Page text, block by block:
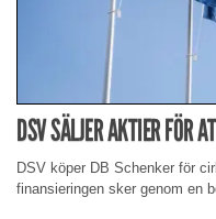
DSV SÄLJER AKTIER FÖR
DSV köper DB Schenker för
finansieringen sker genom en